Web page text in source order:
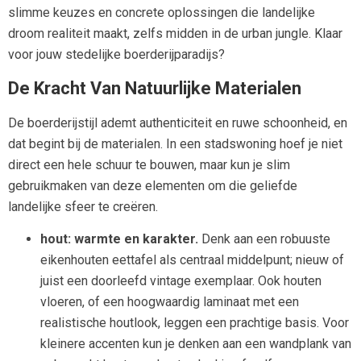
slimme keuzes en concrete oplossingen die landelijke
droom realiteit maakt, zelfs midden in de urban jungle. Klaar
voor jouw stedelijke boerderijparadijs?
De Kracht Van Natuurlijke Materialen
De boerderijstijl ademt authenticiteit en ruwe schoonheid, en
dat begint bij de materialen. In een stadswoning hoef je niet
direct een hele schuur te bouwen, maar kun je slim
gebruikmaken van deze elementen om die geliefde
landelijke sfeer te creëren.
hout: warmte en karakter. Denk aan een robuuste
eikenhouten eettafel als centraal middelpunt; nieuw of
juist een doorleefd vintage exemplaar. Ook houten
vloeren, of een hoogwaardig laminaat met een
realistische houtlook, leggen een prachtige basis. Voor
kleinere accenten kun je denken aan een wandplank van